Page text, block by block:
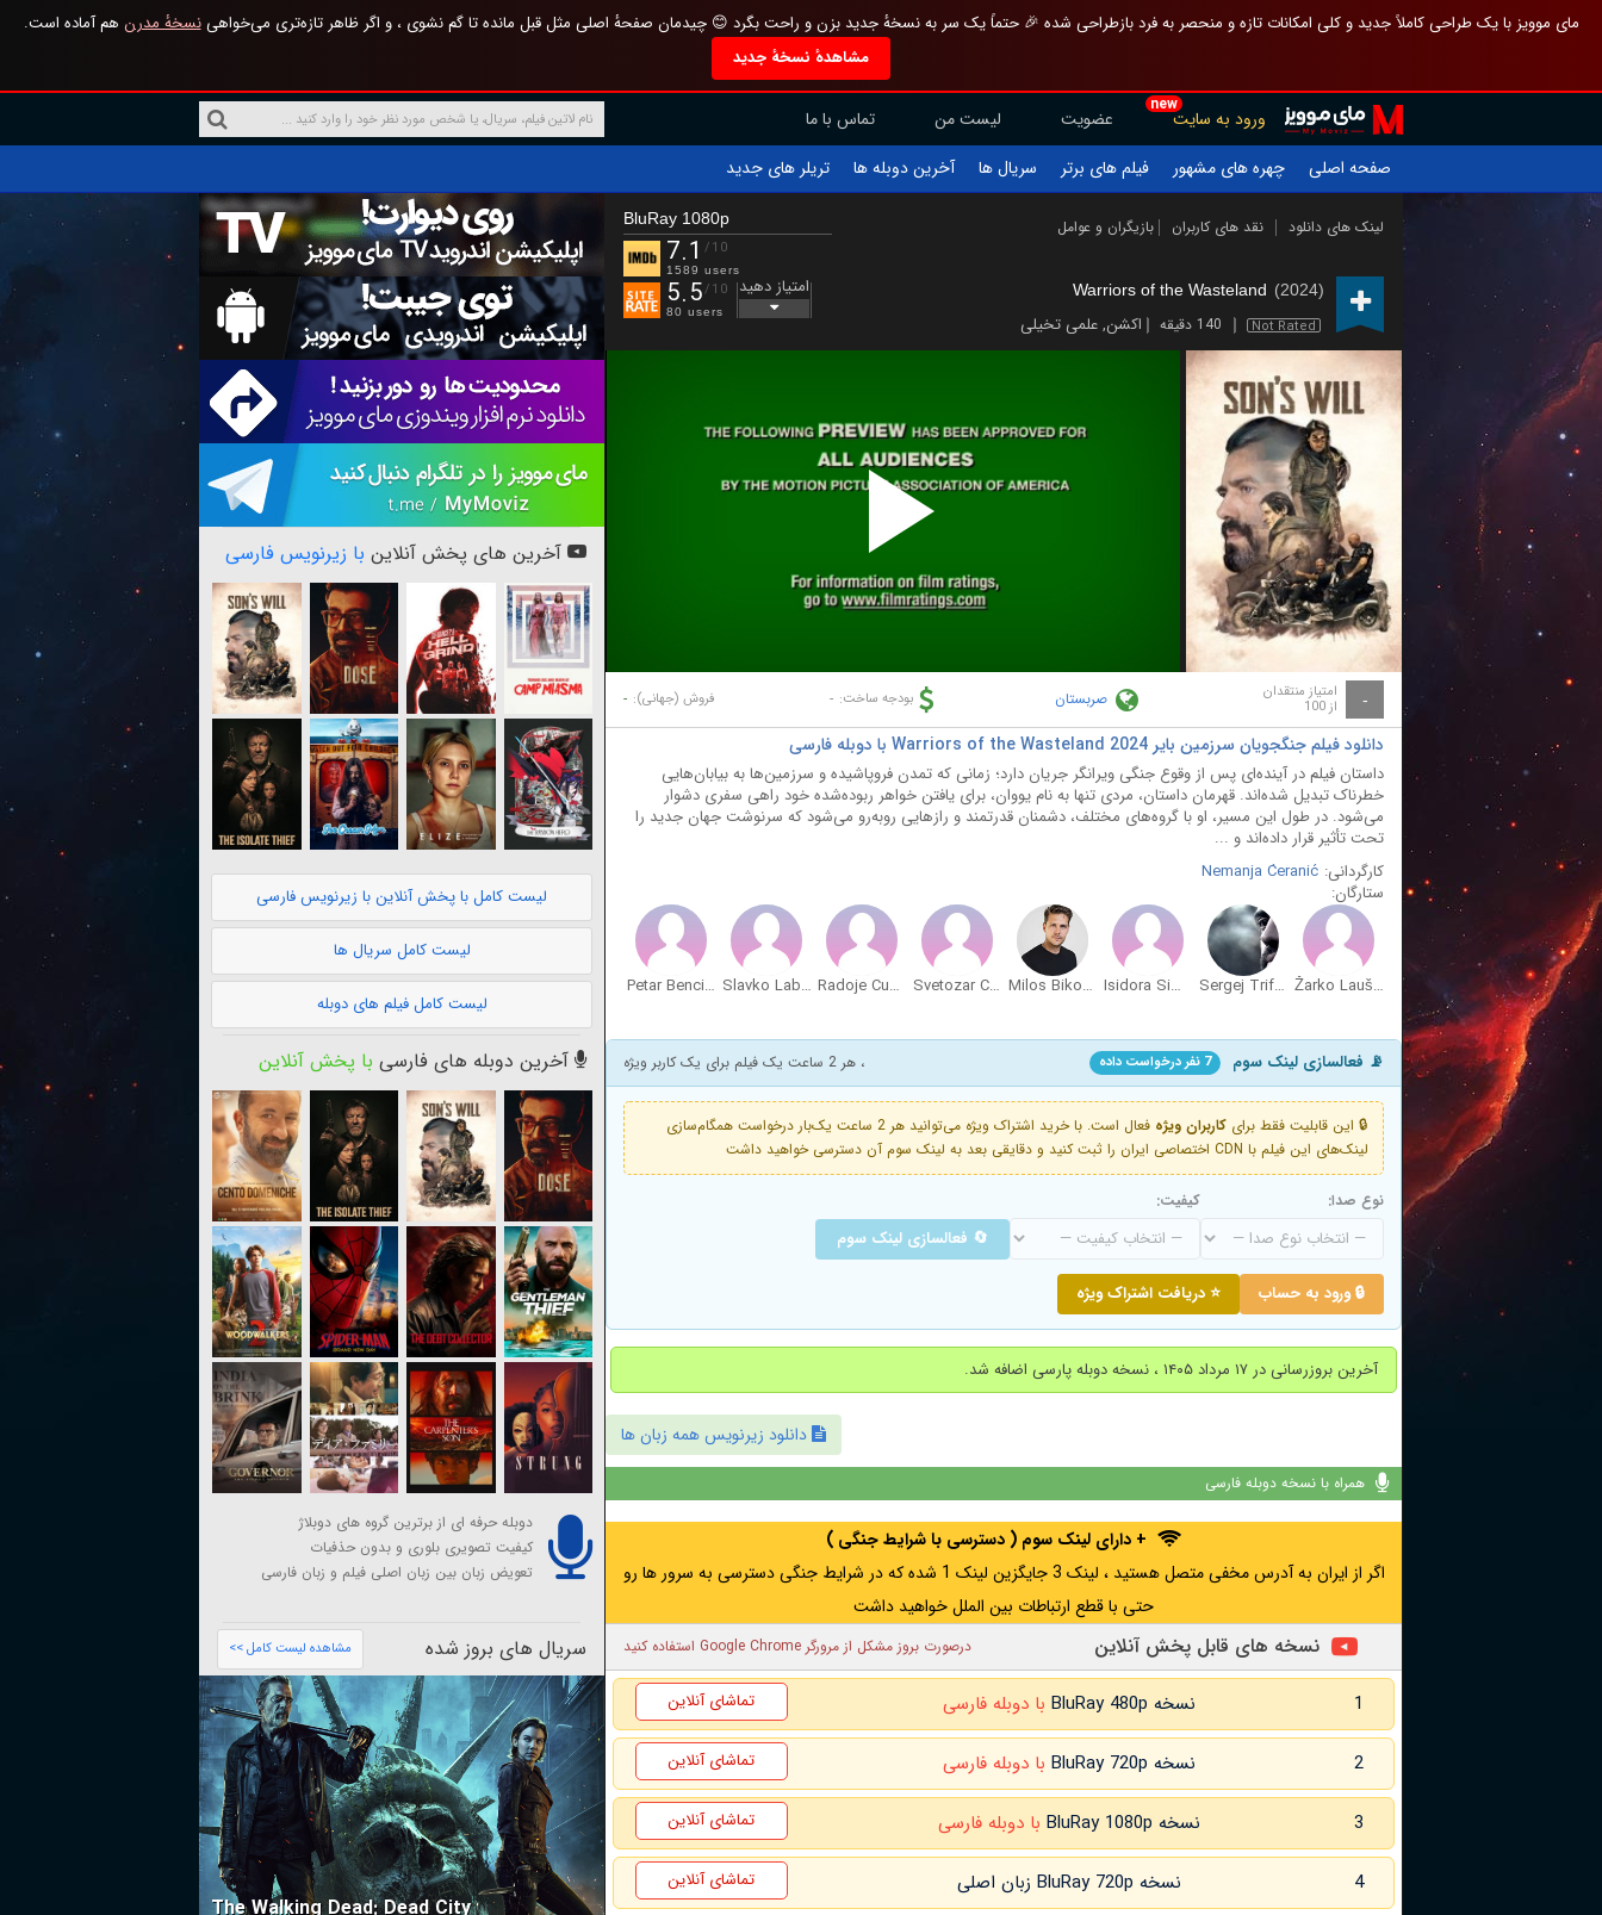
مای موویز با یک طراحی کاملاً جدید و کلی امکانات تازه و منحصر به فرد بازطراحی شده 🎉 حتماً یک سر به نسخهٔ جدید بزن و راحت بگرد 😊 چیدمان صفحهٔ اصلی مثل قبل مانده تا گم نشوی ، و اگر ظاهر تازه‌تری می‌خواهینسخهٔ مدرن هم آماده است.
مشاهدهٔ نسخهٔ جدید
new
ورود به سایت عضویت لیست من
تماس با ما
صفحه اصلی
چهره های مشهور فیلم های برتر سریال ها آخرین دوبله ها تریلر های جدید
لینک های دانلود نقد های کاربران بازیگران و عوامل
Warriors of the Wasteland (2024)
Not Rated 140 دقیقه اکشن,علمی تخیلی
BluRay 1080p
7.1 /10
1589 users
5.5/10
80 users
امتیاز دهید
Play
Video
- امتیاز منتقدان
از 100 صربستان بودجه ساخت: - فروش (جهانی): -
دانلود فیلم جنگجویان سرزمین بایر Warriors of the Wasteland 2024 با دوبله فارسی
داستان فیلم در آینده‌ای پس از وقوع جنگی ویرانگر جریان دارد؛ زمانی که تمدن فروپاشیده و سرزمین‌ها به بیابان‌هایی
خطرناک تبدیل شده‌اند. قهرمان داستان، مردی تنها به نام یووان، برای یافتن خواهر ربوده‌شده خود راهی سفری دشوار
می‌شود. در طول این مسیر، او با گروه‌های مختلف، دشمنان قدرتمند و رازهایی روبه‌رو می‌شود که سرنوشت جهان جدید را
تحت تأثیر قرار داده‌اند و ...
کارگردانی: Nemanja Ćeranić
ستارگان:
Žarko Laušević
Sergej Trifunovic
Isidora Simijonović
Milos Bikovic
Svetozar Cvetković
Radoje Cupic
Slavko Labovic
Petar Bencina
📡 فعالسازی لینک سوم 7 نفر درخواست داده ، هر 2 ساعت یک فیلم برای یک کاربر ویژه
🔒 این قابلیت فقط برای کاربران ویژه
فعال است. با خرید اشتراک ویژه می‌توانید هر 2 ساعت یک‌بار درخواست همگام‌سازی
لینک‌های این فیلم با CDN اختصاصی ایران را ثبت کنید و دقایقی بعد به لینک سوم آن دسترسی خواهید داشت
نوع صدا: کیفیت:
🔄 فعالسازی لینک سوم
🔒 ورود به حساب ⭐ دریافت اشتراک ویژه
آخرین بروزرسانی در ۱۷ مرداد ۱۴۰۵ ، نسخه دوبله پارسی اضافه شد.
دانلود زیرنویس همه زبان ها
همراه با نسخه دوبله فارسی
+ دارای لینک سوم ( دسترسی با شرایط جنگی )
اگر از ایران به آدرس مخفی متصل هستید ، لینک 3 جایگزین لینک 1 شده که در شرایط جنگی دسترسی به سرور ها رو
حتی با قطع ارتباطات بین الملل خواهید داشت
نسخه های قابل پخش آنلاین درصورت بروز مشکل از مرورگر Google Chrome استفاده کنید
1 نسخه BluRay 480p با دوبله فارسی تماشای آنلاین
2 نسخه BluRay 720p با دوبله فارسی تماشای آنلاین
3 نسخه BluRay 1080p با دوبله فارسی تماشای آنلاین
4 نسخه BluRay 720p زبان اصلی تماشای آنلاین
آخرین های پخش آنلاین با زیرنویس فارسی
لیست کامل با پخش آنلاین با زیرنویس فارسی
لیست کامل سریال ها
لیست کامل فیلم های دوبله
آخرین دوبله های فارسی با پخش آنلاین
دوبله حرفه ای از برترین گروه های دوبلاژ
کیفیت تصویری بلوری و بدون حذفیات
تعویض زبان بین زبان اصلی فیلم و زبان فارسی
سریال های بروز شده مشاهده لیست کامل >>
The Walking Dead: Dead City